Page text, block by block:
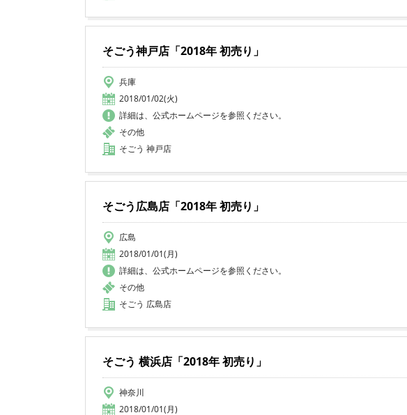
そごう神戸店「2018年 初売り」
兵庫
2018/01/02(火)
詳細は、公式ホームページを参照ください。
その他
そごう 神戸店
そごう広島店「2018年 初売り」
広島
2018/01/01(月)
詳細は、公式ホームページを参照ください。
その他
そごう 広島店
そごう 横浜店「2018年 初売り」
神奈川
2018/01/01(月)